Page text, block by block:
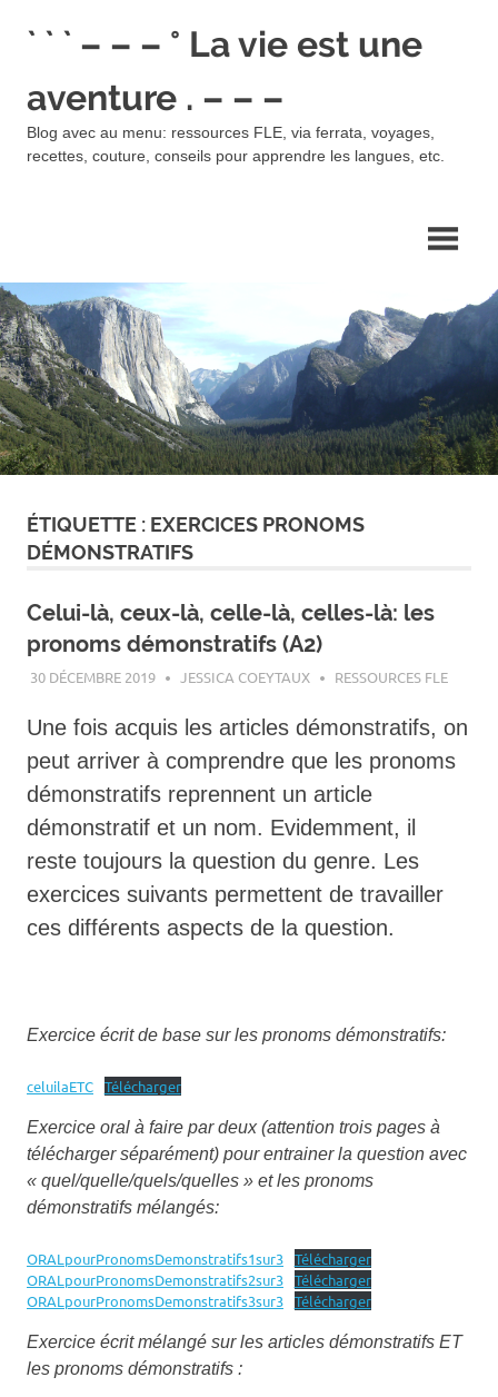
` ` ` – – – ° La vie est une
aventure . – – –
Blog avec au menu: ressources FLE, via ferrata, voyages,
recettes, couture, conseils pour apprendre les langues, etc.
ÉTIQUETTE : EXERCICES PRONOMS
DÉMONSTRATIFS
Celui-là, ceux-là, celle-là, celles-là: les
pronoms démonstratifs (A2)
30 DÉCEMBRE 2019 JESSICA COEYTAUX RESSOURCES FLE
Une fois acquis les articles démonstratifs, on
peut arriver à comprendre que les pronoms
démonstratifs reprennent un article
démonstratif et un nom. Evidemment, il
reste toujours la question du genre. Les
exercices suivants permettent de travailler
ces différents aspects de la question.
Exercice écrit de base sur les pronoms démonstratifs:
celuilaETC Télécharger
Exercice oral à faire par deux (attention trois pages à
télécharger séparément) pour entrainer la question avec
« quel/quelle/quels/quelles » et les pronoms
démonstratifs mélangés:
ORALpourPronomsDemonstratifs1sur3 Télécharger
ORALpourPronomsDemonstratifs2sur3 Télécharger
ORALpourPronomsDemonstratifs3sur3 Télécharger
Exercice écrit mélangé sur les articles démonstratifs ET
les pronoms démonstratifs :